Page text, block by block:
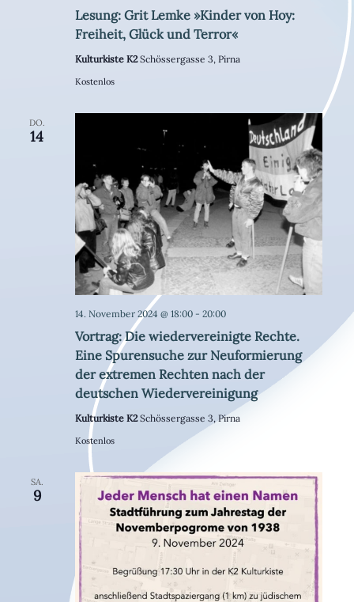
Lesung: Grit Lemke »Kinder von Hoy:
Freiheit, Glück und Terror«
Kulturkiste K2Schössergasse 3, Pirna
Kostenlos
DO.
14
Vortrag: Die wiedervereinigte Rechte.
Eine Spurensuche zur Neuformierung
der extremen Rechten nach der
deutschen Wiedervereinigung
14. November 2024 @ 18:00- 20:00
Kulturkiste K2Schössergasse 3, Pirna
Kostenlos
SA.
9